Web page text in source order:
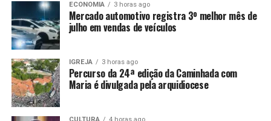
ECONOMIA 3 horas ago
Mercado automotivo registra 3º melhor mês de
julho em vendas de veículos
IGREJA 3 horas ago
Percurso da 24ª edição da Caminhada com
Maria é divulgada pela arquidiocese